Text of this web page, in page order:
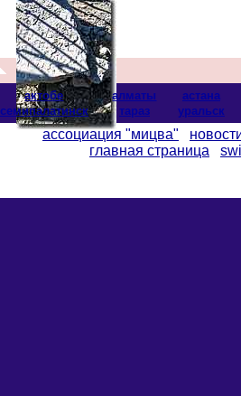
актобе алматы
астана
cемипалатинск
тараз уральск
ассоциация "мицва"
главная страница